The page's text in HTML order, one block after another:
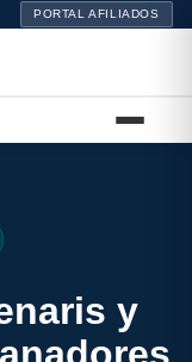
WTI:$77.63▲ +0.34
PORTAL AFILIADOS
y